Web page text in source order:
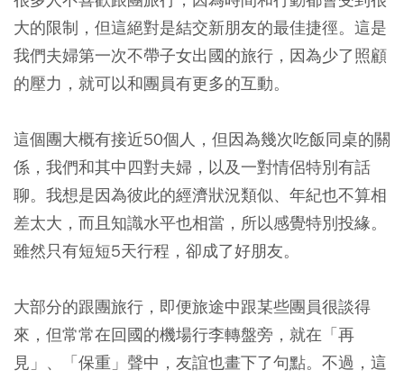
大的限制，但這絕對是結交新朋友的最佳捷徑。這是
我們夫婦第一次不帶子女出國的旅行，因為少了照顧
的壓力，就可以和團員有更多的互動。
這個團大概有接近50個人，但因為幾次吃飯同桌的關
係，我們和其中四對夫婦，以及一對情侶特別有話
聊。我想是因為彼此的經濟狀況類似、年紀也不算相
差太大，而且知識水平也相當，所以感覺特別投緣。
雖然只有短短5天行程，卻成了好朋友。
大部分的跟團旅行，即便旅途中跟某些團員很談得
來，但常常在回國的機場行李轉盤旁，就在「再
見」、「保重」聲中，友誼也畫下了句點。不過，這